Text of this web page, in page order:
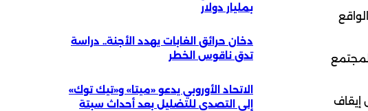
إيقاف
بمليار دولار
دخان حرائق الغابات يهدد الأجنة.. دراسة
تدق ناقوس الخطر
الاتحاد الأوروبي يدعو «ميتا» و«تيك توك»
إلى التصدي للتضليل بعد أحداث سبتة